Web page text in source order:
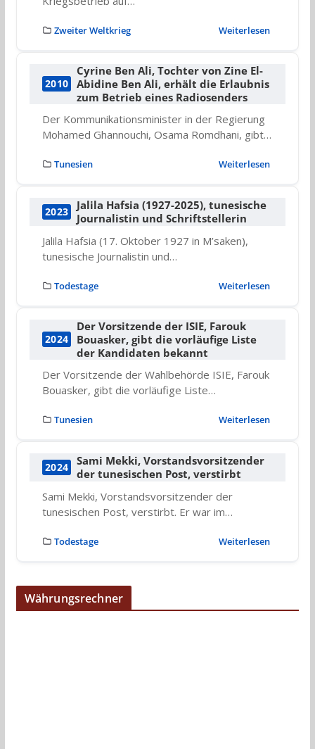
Zweiter Weltkrieg Weiterlesen
2010
Cyrine Ben Ali, Tochter von Zine El-
Abidine Ben Ali, erhält die Erlaubnis
zum Betrieb eines Radiosenders
Der Kommunikationsminister in der Regierung
Mohamed Ghannouchi, Osama Romdhani, gibt…
Tunesien Weiterlesen
2023
Jalila Hafsia (1927-2025), tunesische
Journalistin und Schriftstellerin
Jalila Hafsia (17. Oktober 1927 in M’saken),
tunesische Journalistin und…
Todestage Weiterlesen
2024
Der Vorsitzende der ISIE, Farouk
Bouasker, gibt die vorläufige Liste
der Kandidaten bekannt
Der Vorsitzende der Wahlbehörde ISIE, Farouk
Bouasker, gibt die vorläufige Liste…
Tunesien Weiterlesen
2024
Sami Mekki, Vorstandsvorsitzender
der tunesischen Post, verstirbt
Sami Mekki, Vorstandsvorsitzender der
tunesischen Post, verstirbt. Er war im…
Todestage Weiterlesen
Währungsrechner